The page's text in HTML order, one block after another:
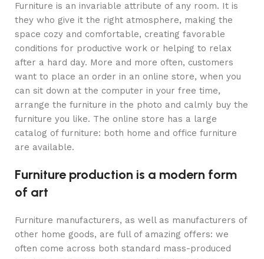
Furniture is an invariable attribute of any room. It is
they who give it the right atmosphere, making the
space cozy and comfortable, creating favorable
conditions for productive work or helping to relax
after a hard day. More and more often, customers
want to place an order in an online store, when you
can sit down at the computer in your free time,
arrange the furniture in the photo and calmly buy the
furniture you like. The online store has a large
catalog of furniture: both home and office furniture
are available.
Furniture production is a modern form
of art
Furniture manufacturers, as well as manufacturers of
other home goods, are full of amazing offers: we
often come across both standard mass-produced